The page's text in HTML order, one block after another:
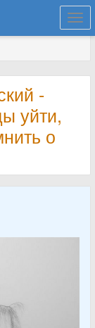
-
уйти,
о